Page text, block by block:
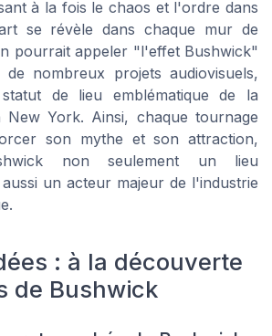
à la fois le chaos et l'ordre dans
se révèle dans chaque mur de
pourrait appeler "l'effet Bushwick"
nombreux projets audiovisuels,
de lieu emblématique de la
York. Ainsi, chaque tournage
son mythe et son attraction,
non seulement un lieu
un acteur majeur de l'industrie
: à la découverte
de Bushwick